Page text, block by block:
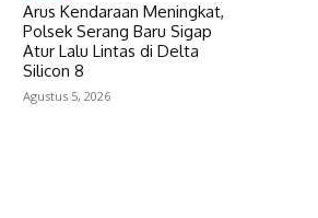
Arus Kendaraan Meningkat,
Polsek Serang Baru Sigap
Atur Lalu Lintas di Delta
Silicon 8
Agustus 5, 2026